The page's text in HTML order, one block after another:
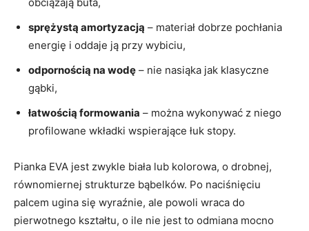
sprężystą amortyzacją – materiał dobrze pochłania
energię i oddaje ją przy wybiciu,
odpornością na wodę – nie nasiąka jak klasyczne
gąbki,
łatwością formowania – można wykonywać z niego
profilowane wkładki wspierające łuk stopy.
Pianka EVA jest zwykle biała lub kolorowa, o drobnej,
równomiernej strukturze bąbelków. Po naciśnięciu
palcem ugina się wyraźnie, ale powoli wraca do
pierwotnego kształtu, o ile nie jest to odmiana mocno